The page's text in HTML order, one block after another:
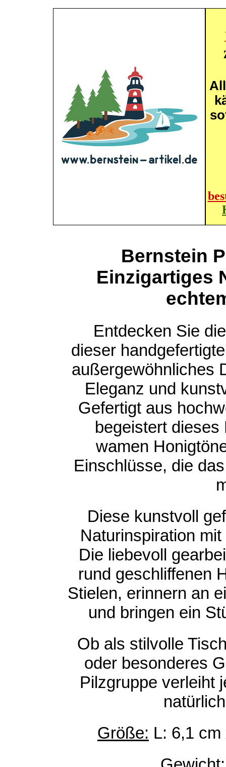
Bernstein
Einzigartiges
Entdecken Sie
dieser
außergewöhnliches
Eleganz und
Gefertigt aus
begeistert
wamen
Einschlüsse, die
Diese kunstvoll
Naturinspiration
Die liebevoll
rund geschliffenen
Stielen, erinnern an
und bringen ein
Ob als stilvolle
oder besonderes
Pilzgruppe verleiht
Größe: L: 6,1